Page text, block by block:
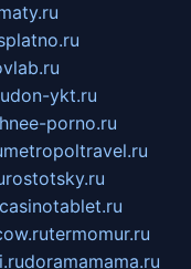
don-ykt.ru
porno.ru
metropoltravel.ru
rostotsky.ru
casinotablet.ru
termomur.ru
doramamama.ru